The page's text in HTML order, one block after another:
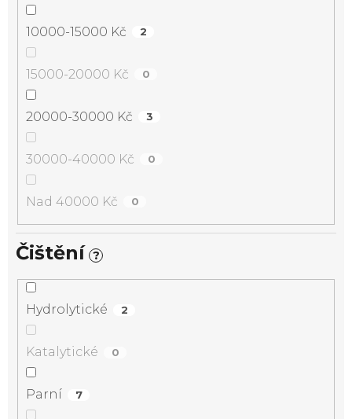
10000-15000 Kč 2
15000-20000 Kč 0
20000-30000 Kč 3
30000-40000 Kč 0
Nad 40000 Kč 0
Čištění ?
Hydrolytické 2
Katalytické 0
Parní 7